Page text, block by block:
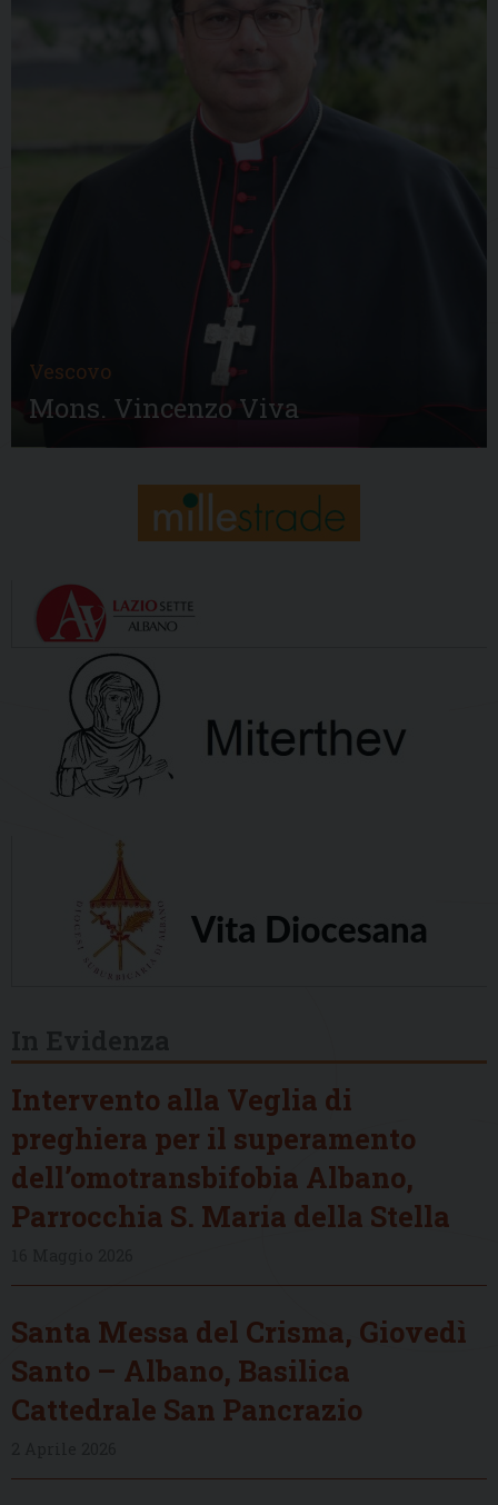
Vescovo
Mons. Vincenzo Viva
Intervento alla Veglia di
preghiera per il superamento
dell’omotransbifobia Albano,
Parrocchia S. Maria della Stella
Santa Messa del Crisma, Giovedì
Santo – Albano, Basilica
Cattedrale San Pancrazio